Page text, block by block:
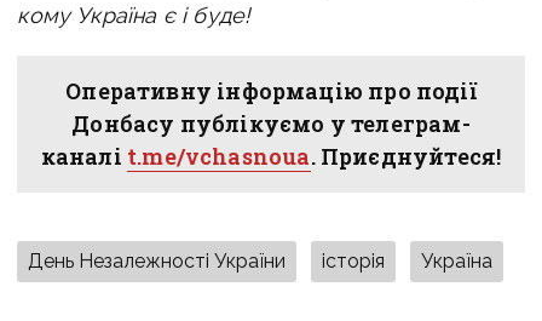
кому Україна є і буде!
Оперативну інформацію про події
Донбасу публікуємо у телеграм-
каналі t.me/vchasnoua. Приєднуйтеся!
День Незалежності України історія Україна